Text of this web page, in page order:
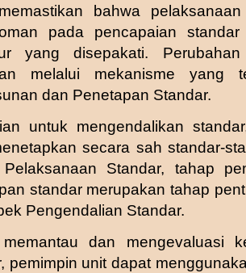
bahwa
pada pencapaian
yang disepakati.
melalui mekanisme yang
dan Penetapan Standar.
untuk mengendalikan
secara sah standar-
Standar, tahap
standar merupakan tahap
Pengendalian Standar.
dan mengevaluasi
pemimpin unit dapat